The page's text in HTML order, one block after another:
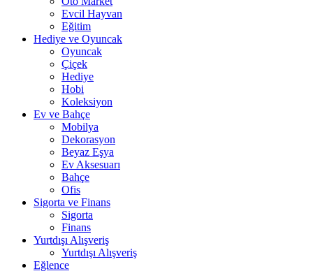
Evcil Hayvan
Eğitim
Hediye ve Oyuncak
Oyuncak
Çiçek
Hediye
Hobi
Koleksiyon
Ev ve Bahçe
Mobilya
Dekorasyon
Beyaz Eşya
Ev Aksesuarı
Bahçe
Ofis
Sigorta ve Finans
Sigorta
Finans
Yurtdışı Alışveriş
Yurtdışı Alışveriş
Eğlence